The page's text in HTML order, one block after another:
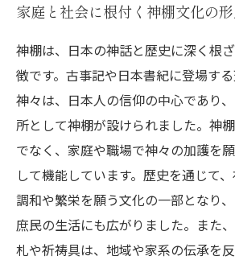
家庭と社会に根付く神棚文化の
神棚は、日本の神話と歴史に深く根
徴です。古事記や日本書紀に登場す
神々は、日本人の信仰の中心であり
所として神棚が設けられました。神
でなく、家庭や職場で神々の加護を
して機能しています。歴史を通じて
調和や繁栄を願う文化の一部となり
庶民の生活にも広がりました。また
札や祈祷具は、地域や家系の伝承を